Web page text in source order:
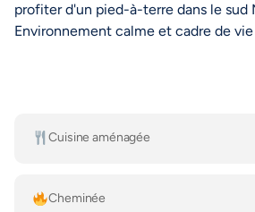
profiter d'un pied-à-terre dans le sud
Environnement calme et cadre de
Cuisine aménagée
Cheminée